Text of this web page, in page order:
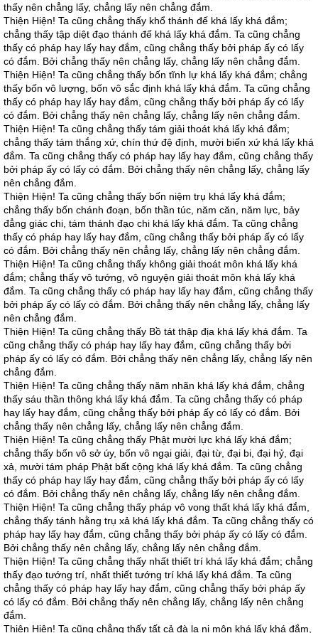
thấy nên chẳng lấy, chẳng lấy nên chẳng đắm.
Thiện Hiện! Ta cũng chẳng thấy khổ thánh đế khá lấy khá đắm;
chẳng thấy tập diệt đạo thánh đế khá lấy khá đắm. Ta cũng chẳng
thấy có pháp hay lấy hay đắm, cũng chẳng thấy bởi pháp ấy có lấy
có đắm. Bởi chẳng thấy nên chẳng lấy, chẳng lấy nên chẳng đắm.
Thiện Hiện! Ta cũng chẳng thấy bốn tĩnh lự khá lấy khá đắm; chẳng
thấy bốn vô lượng, bốn vô sắc định khá lấy khá đắm. Ta cũng chẳng
thấy có pháp hay lấy hay đắm, cũng chẳng thấy bởi pháp ấy có lấy
có đắm. Bởi chẳng thấy nên chẳng lấy, chẳng lấy nên chẳng đắm.
Thiện Hiện! Ta cũng chẳng thấy tám giải thoát khá lấy khá đắm;
chẳng thấy tám thắng xứ, chín thứ đệ định, mười biến xứ khá lấy khá
đắm. Ta cũng chẳng thấy có pháp hay lấy hay đắm, cũng chẳng thấy
bởi pháp ấy có lấy có đắm. Bởi chẳng thấy nên chẳng lấy, chẳng lấy
nên chẳng đắm.
Thiện Hiện! Ta cũng chẳng thấy bốn niệm trụ khá lấy khá đắm;
chẳng thấy bốn chánh đoạn, bốn thần túc, năm căn, năm lực, bảy
đẳng giác chi, tám thánh đạo chi khá lấy khá đắm. Ta cũng chẳng
thấy có pháp hay lấy hay đắm, cũng chẳng thấy bởi pháp ấy có lấy
có đắm. Bởi chẳng thấy nên chẳng lấy, chẳng lấy nên chẳng đắm.
Thiện Hiện! Ta cũng chẳng thấy không giải thoát môn khá lấy khá
đắm; chẳng thấy vô tướng, vô nguyện giải thoát môn khá lấy khá
đắm. Ta cũng chẳng thấy có pháp hay lấy hay đắm, cũng chẳng thấy
bởi pháp ấy có lấy có đắm. Bởi chẳng thấy nên chẳng lấy, chẳng lấy
nên chẳng đắm.
Thiện Hiện! Ta cũng chẳng thấy Bồ tát thập địa khá lấy khá đắm. Ta
cũng chẳng thấy có pháp hay lấy hay đắm, cũng chẳng thấy bởi
pháp ấy có lấy có đắm. Bởi chẳng thấy nên chẳng lấy, chẳng lấy nên
chẳng đắm.
Thiện Hiện! Ta cũng chẳng thấy năm nhãn khá lấy khá đắm, chẳng
thấy sáu thần thông khá lấy khá đắm. Ta cũng chẳng thấy có pháp
hay lấy hay đắm, cũng chẳng thấy bởi pháp ấy có lấy có đắm. Bởi
chẳng thấy nên chẳng lấy, chẳng lấy nên chẳng đắm.
Thiện Hiện! Ta cũng chẳng thấy Phật mười lực khá lấy khá đắm;
chẳng thấy bốn vô sở úy, bốn vô ngại giải, đại từ, đại bi, đại hỷ, đại
xả, mười tám pháp Phật bất cộng khá lấy khá đắm. Ta cũng chẳng
thấy có pháp hay lấy hay đắm, cũng chẳng thấy bởi pháp ấy có lấy
có đắm. Bởi chẳng thấy nên chẳng lấy, chẳng lấy nên chẳng đắm.
Thiện Hiện! Ta cũng chẳng thấy pháp vô vong thất khá lấy khá đắm,
chẳng thấy tánh hằng trụ xả khá lấy khá đắm. Ta cũng chẳng thấy có
pháp hay lấy hay đắm, cũng chẳng thấy bởi pháp ấy có lấy có đắm.
Bởi chẳng thấy nên chẳng lấy, chẳng lấy nên chẳng đắm.
Thiện Hiện! Ta cũng chẳng thấy nhất thiết trí khá lấy khá đắm; chẳng
thấy đạo tướng trí, nhất thiết tướng trí khá lấy khá đắm. Ta cũng
chẳng thấy có pháp hay lấy hay đắm, cũng chẳng thấy bởi pháp ấy
có lấy có đắm. Bởi chẳng thấy nên chẳng lấy, chẳng lấy nên chẳng
đắm.
Thiện Hiện! Ta cũng chẳng thấy tất cả đà la ni môn khá lấy khá đắm,